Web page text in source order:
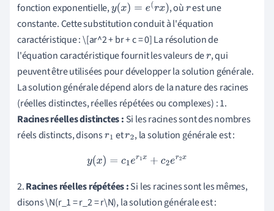
fonction exponentielle,y(x)=e(rx ) , oùrest une
constante. Cette substitution conduit à l'équation
caractéristique : \[ar^2 + br + c = 0] La résolution de
l'équation caractéristique fournit les valeurs der, qui
peuvent être utilisées pour développer la solution générale.
La solution générale dépend alors de la nature des racines
(réelles distinctes, réelles répétées ou complexes) : 1.
Racines réelles distinctes : Si les racines sont des nombres
réels distincts, disonsr1 etr2, la solution générale est :
y( x)= c1er1x+ c2er2x
2.Racines réelles répétées :Si les racines sont les mêmes,
disons \N(r_1 = r_2 = r\N), la solution générale est :